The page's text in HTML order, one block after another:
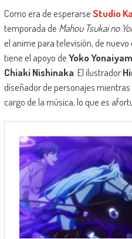
Como era de esperarseStudio
temporada de Mahou Tsukai no
el anime para televisión, de
tiene el apoyo deYoko
Chiaki Nishinaka . El ilustrador
diseñador de personajes mientras
cargo de la música, lo que es